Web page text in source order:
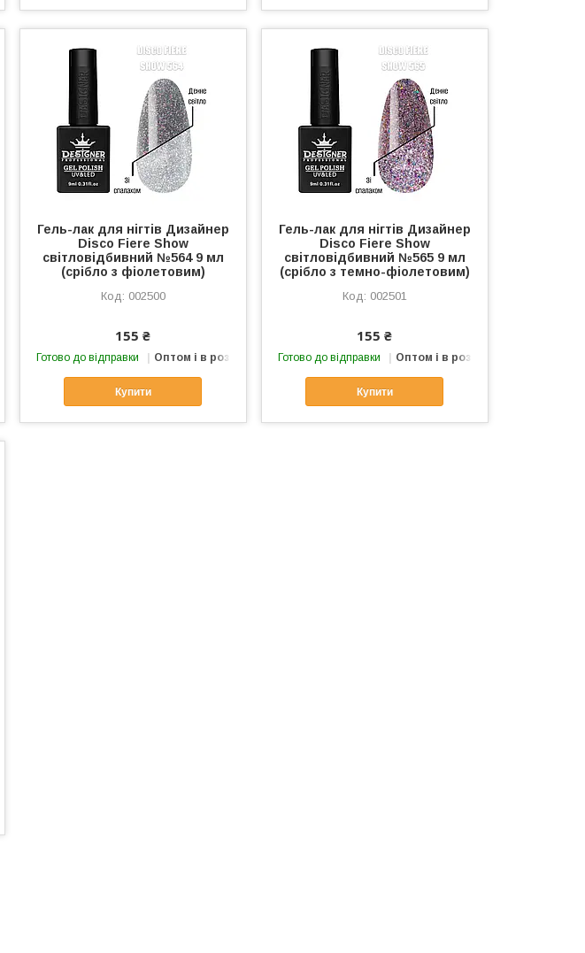
Гель-лак для нігтів Дизайнер
Disco Fiere Show
світловідбивний №564 9 мл
(срібло з фіолетовим)
002500
155 ₴
Готово до відправки Оптом і в роздріб
Купити
Гель-лак для нігтів Дизайнер
Disco Fiere Show
світловідбивний №565 9 мл
(срібло з темно-фіолетовим)
002501
155 ₴
Готово до відправки Оптом і в роздріб
Купити